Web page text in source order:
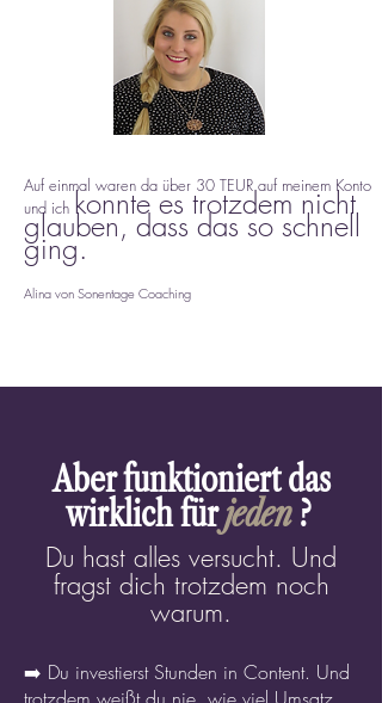
Auf einmal waren da über 30 TEUR auf meinem Konto
und ich konnte es trotzdem nicht
glauben, dass das so schnell
ging.
Alina von Sonentage Coaching
Aber funktioniert das
wirklich fürjeden ?
Du hast alles versucht. Und
fragst dich trotzdem noch
warum.
➡️ Du investierst Stunden in Content. Und